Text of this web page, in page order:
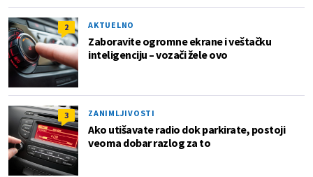
2 AKTUELNO
Zaboravite ogromne ekrane i veštačku
inteligenciju – vozači žele ovo
3 ZANIMLJIVOSTI
Ako utišavate radio dok parkirate, postoji
veoma dobar razlog za to